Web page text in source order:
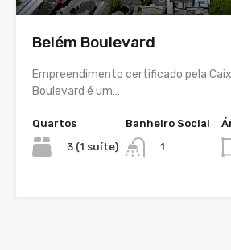
Belém Boulevard
Empreendimento certificado pela
Boulevard é um…
Quartos
3 (1 suíte)
Banheiro Social
1